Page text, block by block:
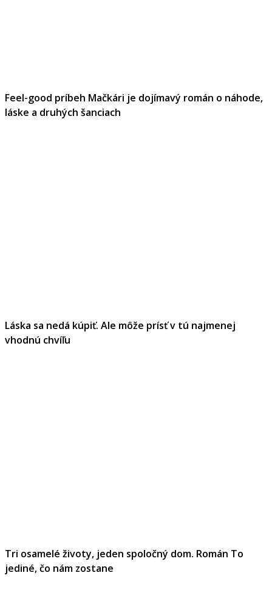
Feel-good príbeh Mačkári je dojímavý román o náhode,
láske a druhých šanciach
Láska sa nedá kúpiť. Ale môže prísť v tú najmenej
vhodnú chvíľu
Tri osamelé životy, jeden spoločný dom. Román To
jediné, čo nám zostane